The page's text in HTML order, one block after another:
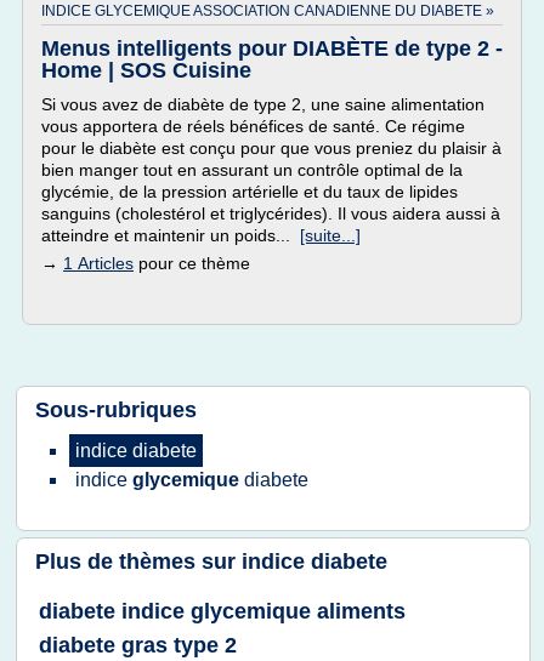
INDICE GLYCEMIQUE ASSOCIATION CANADIENNE DU DIABETE »
Menus intelligents pour DIABÈTE de type 2 -
Home | SOS Cuisine
Si vous avez de diabète de type 2, une saine alimentation
vous apportera de réels bénéfices de santé. Ce régime
pour le diabète est conçu pour que vous preniez du plaisir à
bien manger tout en assurant un contrôle optimal de la
glycémie, de la pression artérielle et du taux de lipides
sanguins (cholestérol et triglycérides). Il vous aidera aussi à
atteindre et maintenir un poids... [suite...]
→ 1 Articles pour ce thème
Sous-rubriques
indice diabete
indice glycemique diabete
Plus de thèmes sur indice diabete
diabete indice glycemique aliments
diabete gras type 2